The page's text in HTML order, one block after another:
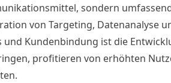
sondern
von Targeting, Datenanalyse
Kundenbindung ist die
profitieren von erhöhten